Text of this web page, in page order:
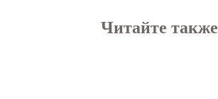
Читайте также